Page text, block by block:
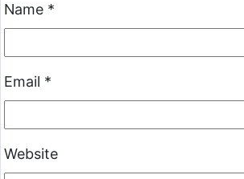
Name *
Email *
Website